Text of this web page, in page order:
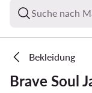
Suche nach
Bekleidung
Brave Soul